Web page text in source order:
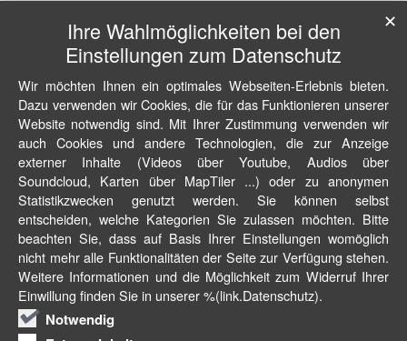
Ihre Wahlmöglichkeiten bei den
Einstellungen zum Datenschutz
Wir möchten Ihnen ein optimales Webseiten-Erlebnis bieten.
Dazu verwenden wir Cookies, die für das Funktionieren unserer
Website notwendig sind. Mit Ihrer Zustimmung verwenden wir
auch Cookies und andere Technologien, die zur Anzeige
externer Inhalte (Videos über Youtube, Audios über
Soundcloud, Karten über MapTiler ...) oder zu anonymen
Statistikzwecken genutzt werden. Sie können selbst
entscheiden, welche Kategorien Sie zulassen möchten. Bitte
beachten Sie, dass auf Basis Ihrer Einstellungen womöglich
nicht mehr alle Funktionalitäten der Seite zur Verfügung stehen.
Weitere Informationen und die Möglichkeit zum Widerruf Ihrer
Einwillung finden Sie in unserer %(link.Datenschutz).
Notwendig
✕